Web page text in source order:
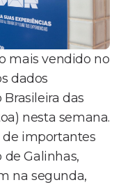
mais vendido no
dados
das
nesta semana.
de importantes
Galinhas,
na segunda,